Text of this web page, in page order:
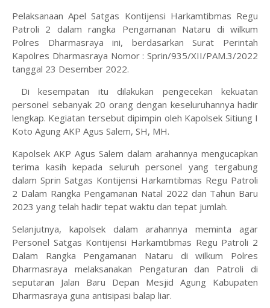
Pelaksanaan Apel Satgas Kontijensi Harkamtibmas Regu
Patroli 2 dalam rangka Pengamanan Nataru di wilkum
Polres Dharmasraya ini, berdasarkan Surat Perintah
Kapolres Dharmasraya Nomor : Sprin/935/XII/PAM.3/2022
tanggal 23 Desember 2022.
Di kesempatan itu dilakukan pengecekan kekuatan
personel sebanyak 20 orang dengan keseluruhannya hadir
lengkap. Kegiatan tersebut dipimpin oleh Kapolsek Sitiung I
Koto Agung AKP Agus Salem, SH, MH.
Kapolsek AKP Agus Salem dalam arahannya mengucapkan
terima kasih kepada seluruh personel yang tergabung
dalam Sprin Satgas Kontijensi Harkamtibmas Regu Patroli
2 Dalam Rangka Pengamanan Natal 2022 dan Tahun Baru
2023 yang telah hadir tepat waktu dan tepat jumlah.
Selanjutnya, kapolsek dalam arahannya meminta agar
Personel Satgas Kontijensi Harkamtibmas Regu Patroli 2
Dalam Rangka Pengamanan Nataru di wilkum Polres
Dharmasraya melaksanakan Pengaturan dan Patroli di
seputaran Jalan Baru Depan Mesjid Agung Kabupaten
Dharmasraya guna antisipasi balap liar.